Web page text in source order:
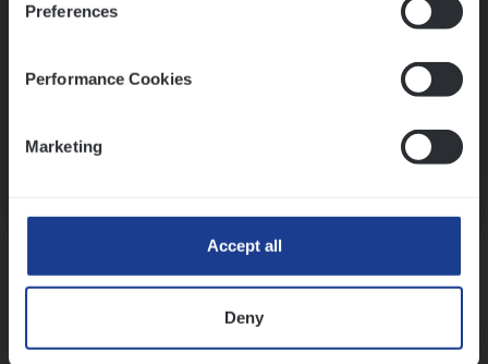
Preferences
Performance Cookies
Marketing
Accept all
Deny